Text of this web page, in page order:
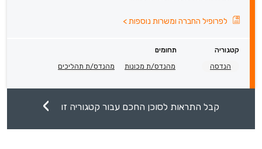
לפרופיל החברה ומשרות נוספות>
קטגוריה
תחומים
הנדסה
מהנדס/ת מכונות מהנדס/ת תהליכים
קבל התראות לסוכן החכם עבור קטגוריה זו